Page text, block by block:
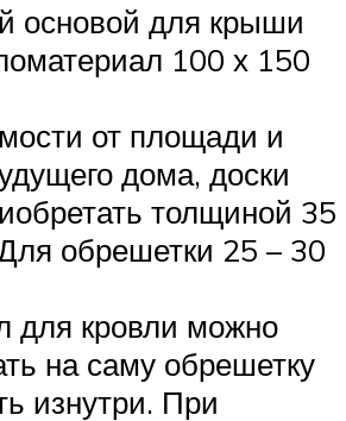
основой для крыши
100 х 150
от площади и
дома, доски
толщиной 35
обрешетки 25 – 30
для кровли можно
на саму обрешетку
изнутри. При